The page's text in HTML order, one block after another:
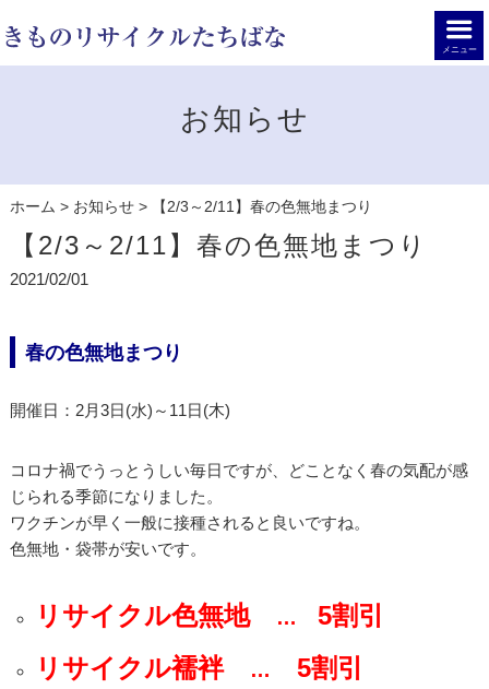
メニュー
お知らせ
ホーム > お知らせ> 【2/3～2/11】春の色無地まつり
【2/3～2/11】春の色無地まつり
2021/02/01
春の色無地まつり
開催日：2月3日(水)～11日(木)
コロナ禍でうっとうしい毎日ですが、どことなく春の気配が感
じられる季節になりました。
ワクチンが早く一般に接種されると良いですね。
色無地・袋帯が安いです。
リサイクル色無地 … 5割引
リサイクル襦袢
… 5割引